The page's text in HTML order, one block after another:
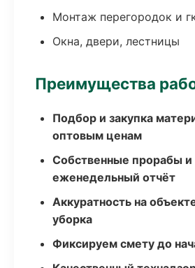
Монтаж перегородок и
Окна, двери, лестницы
Преимущества
Подбор и закупка
оптовым ценам
Собственные прорабы и
еженедельный отчёт
Аккуратность на
уборка
Фиксируем смету до